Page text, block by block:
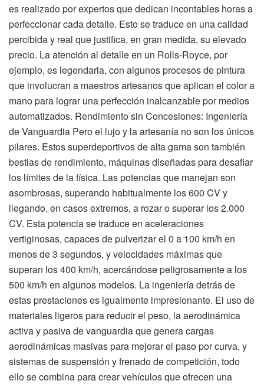
es realizado por expertos que dedican incontables horas a
perfeccionar cada detalle. Esto se traduce en una calidad
percibida y real que justifica, en gran medida, su elevado
precio. La atención al detalle en un Rolls-Royce, por
ejemplo, es legendaria, con algunos procesos de pintura
que involucran a maestros artesanos que aplican el color a
mano para lograr una perfección inalcanzable por medios
automatizados. Rendimiento sin Concesiones: Ingeniería
de Vanguardia Pero el lujo y la artesanía no son los únicos
pilares. Estos superdeportivos de alta gama son también
bestias de rendimiento, máquinas diseñadas para desafiar
los límites de la física. Las potencias que manejan son
asombrosas, superando habitualmente los 600 CV y
llegando, en casos extremos, a rozar o superar los 2.000
CV. Esta potencia se traduce en aceleraciones
vertiginosas, capaces de pulverizar el 0 a 100 km/h en
menos de 3 segundos, y velocidades máximas que
superan los 400 km/h, acercándose peligrosamente a los
500 km/h en algunos modelos. La ingeniería detrás de
estas prestaciones es igualmente impresionante. El uso de
materiales ligeros para reducir el peso, la aerodinámica
activa y pasiva de vanguardia que genera cargas
aerodinámicas masivas para mejorar el paso por curva, y
sistemas de suspensión y frenado de competición, todo
ello se combina para crear vehículos que ofrecen una